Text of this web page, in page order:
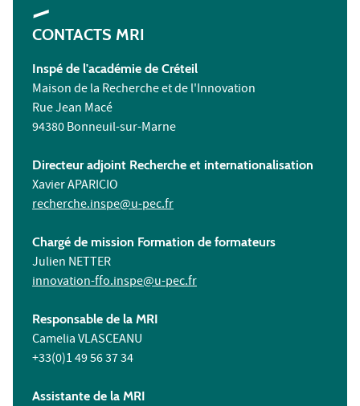
CONTACTS MRI
Inspé de l'académie de Créteil
Maison de la Recherche et de l'Innovation
Rue Jean Macé
94380 Bonneuil-sur-Marne
Directeur adjoint Recherche et internationalisation
Xavier APARICIO
recherche.inspe@u-pec.fr
Chargé de mission Formation de formateurs
Julien NETTER
innovation-ffo.inspe@u-pec.fr
Responsable de la MRI
Camelia VLASCEANU
+33(0)1 49 56 37 34
Assistante de la MRI